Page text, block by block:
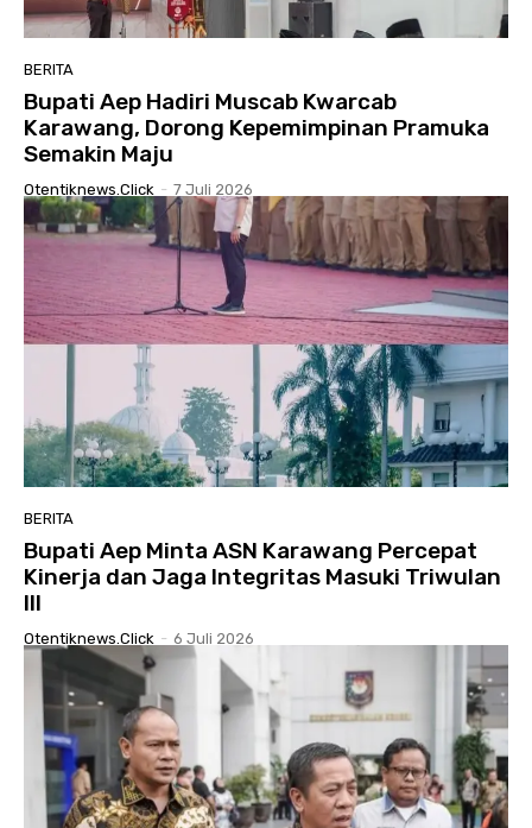
BERITA
Bupati Aep Hadiri Muscab Kwarcab
Karawang, Dorong Kepemimpinan Pramuka
Semakin Maju
Otentiknews.click - 7 Juli 2026
BERITA
Bupati Aep Minta ASN Karawang Percepat
Kinerja dan Jaga Integritas Masuki Triwulan
III
Otentiknews.click - 6 Juli 2026